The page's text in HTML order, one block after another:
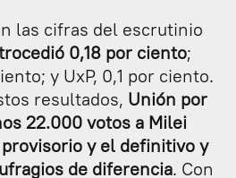
las cifras del escrutinio
0,18 por ciento;
y UxP, 0,1 por ciento.
resultados, Unión por
22.000 votos a Milei
y el definitivo y
de diferencia. Con